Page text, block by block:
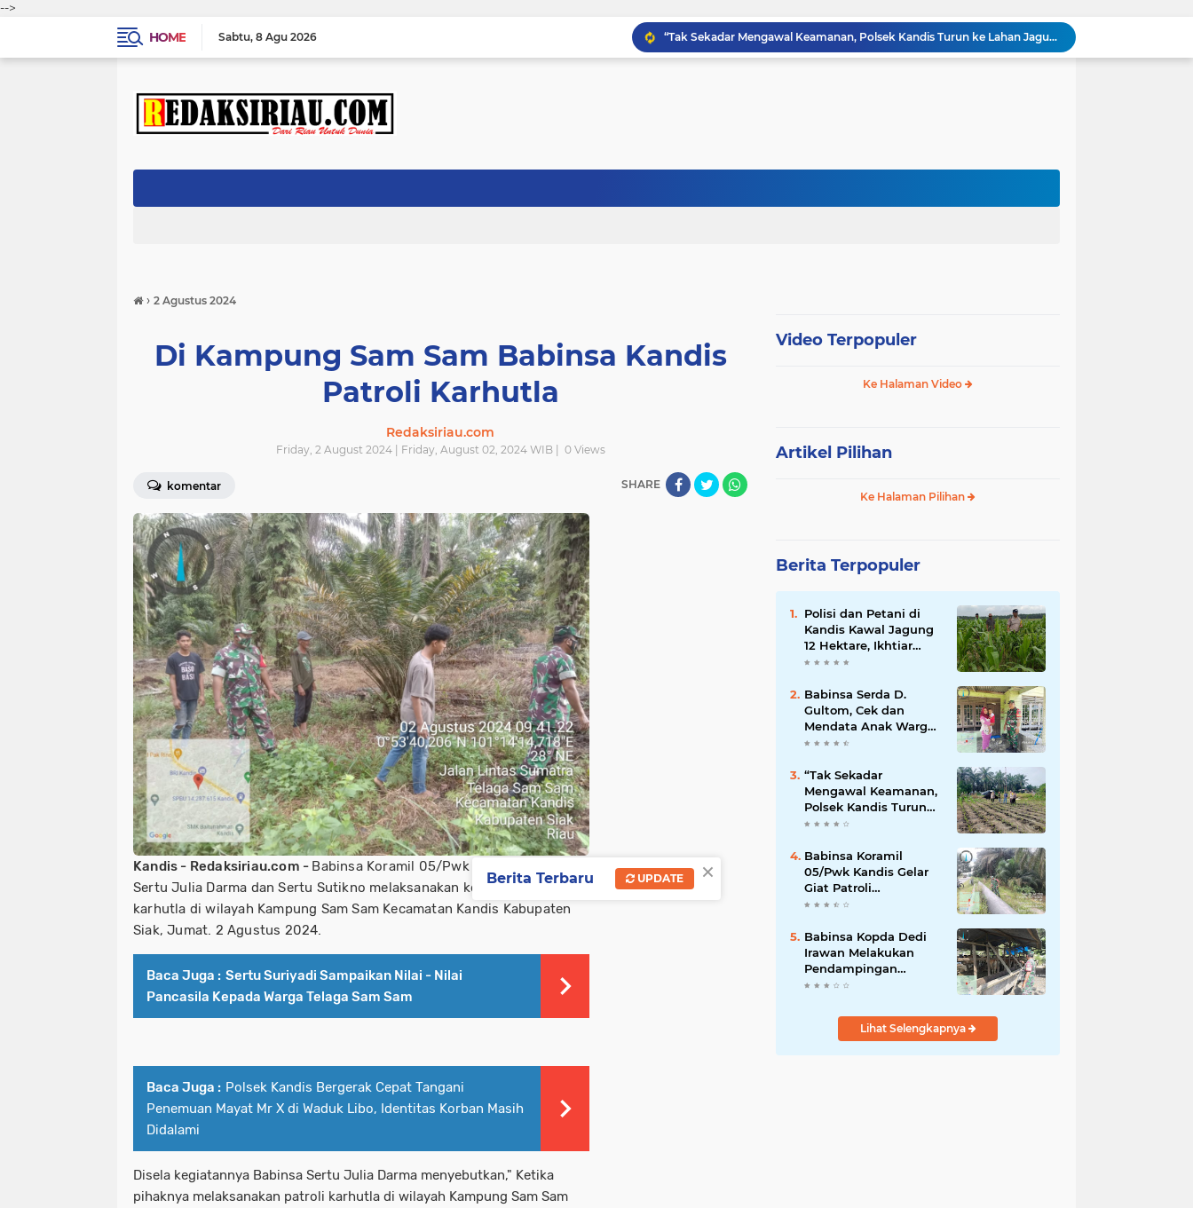
-->
HOME
Sabtu 8 Agu 2026
“Tak Sekadar Mengawal Keamanan, Polsek Kandis Turun ke Lahan Jagung Kawal Ketahanan Pangan
Babinsa Sertu Suriyadi Mengecek dan Mendata Anak Warga Yang Stunting di Wilayah Binaannya
Babinsa Koramil 05/ Pwk Kandis, Patroli Pengamanan Line Pipa PHR dan Komsos Tentang SKK Migas
› 2 Agustus 2024
Di Kampung Sam Sam Babinsa Kandis
Patroli Karhutla
Redaksiriau.com
Friday, 2 August 2024 | Friday, August 02, 2024 WIB | 0Views
komentar SHARE
Kandis - Redaksiriau.com - Babinsa Koramil 05/Pwk Kandis yaitu
Sertu Julia Darma dan Sertu Sutikno melaksanakan kegiatan patroli
karhutla di wilayah Kampung Sam Sam Kecamatan Kandis Kabupaten
Siak, Jumat. 2 Agustus 2024.
Baca Juga : Sertu Suriyadi Sampaikan Nilai - Nilai
Pancasila Kepada Warga Telaga Sam Sam
Baca Juga : Polsek Kandis Bergerak Cepat Tangani
Penemuan Mayat Mr X di Waduk Libo, Identitas Korban Masih
Didalami
Disela kegiatannya Babinsa Sertu Julia Darma menyebutkan," Ketika
pihaknya melaksanakan patroli karhutla di wilayah Kampung Sam Sam
Video Terpopuler
Ke Halaman Video
Artikel Pilihan
Ke Halaman Pilihan
Berita Terpopuler
Polisi dan Petani di
Kandis Kawal Jagung
12 Hektare, Ikhtiar
Menjaga Ketahanan
Babinsa Serda D.
Gultom, Cek dan
Mendata Anak Warga
Yang Stunting
“Tak Sekadar
Mengawal Keamanan,
Polsek Kandis Turun
ke Lahan Jagung
Pangan
Babinsa Koramil
05/Pwk Kandis Gelar
Giat Patroli
Pengamanan Line
Kandis Kandis
Babinsa Kopda Dedi
Irawan Melakukan
Pendampingan
Vaksinasi PMK
Lihat Selengkapnya
×
Berita Terbaru UPDATE